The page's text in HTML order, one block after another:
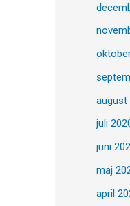
august
juli
juni
maj
april